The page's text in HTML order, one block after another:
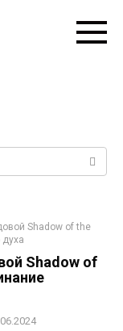
Shadow of the
духа
Shadow of